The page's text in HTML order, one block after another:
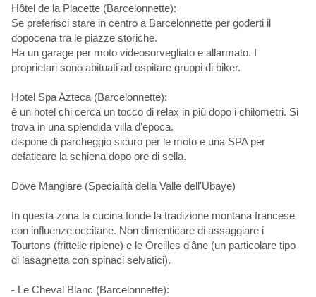
Hôtel de la Placette (Barcelonnette):
Se preferisci stare in centro a Barcelonnette per goderti il
dopocena tra le piazze storiche.
Ha un garage per moto videosorvegliato e allarmato. I
proprietari sono abituati ad ospitare gruppi di biker.
Hotel Spa Azteca (Barcelonnette):
è un hotel chi cerca un tocco di relax in più dopo i chilometri. Si
trova in una splendida villa d'epoca.
dispone di parcheggio sicuro per le moto e una SPA per
defaticare la schiena dopo ore di sella.
Dove Mangiare (Specialità della Valle dell'Ubaye)
In questa zona la cucina fonde la tradizione montana francese
con influenze occitane. Non dimenticare di assaggiare i
Tourtons (frittelle ripiene) e le Oreilles d'âne (un particolare tipo
di lasagnetta con spinaci selvatici).
- Le Cheval Blanc (Barcelonnette):